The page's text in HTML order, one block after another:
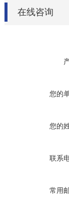
在线咨询
您的
您的
联系
常用